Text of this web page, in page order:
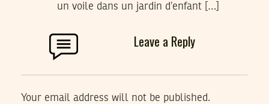
un voile dans un jardin d’enfant […]
Leave a Reply
Your email address will not be published.